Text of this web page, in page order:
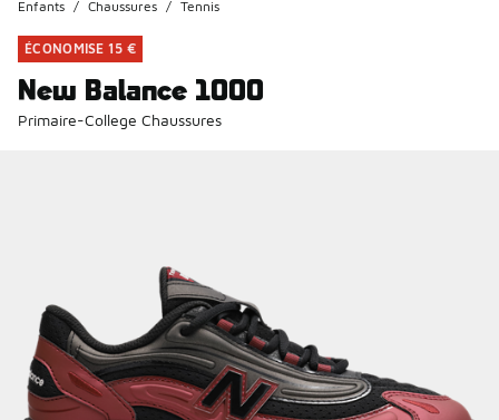
Enfants / Chaussures / Tennis
ÉCONOMISE 15 €
New Balance 1000
Primaire-College Chaussures